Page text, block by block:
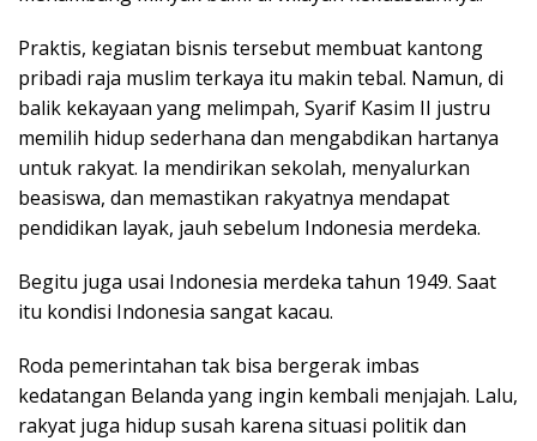
Praktis, kegiatan bisnis tersebut membuat kantong
pribadi raja muslim terkaya itu makin tebal. Namun, di
balik kekayaan yang melimpah, Syarif Kasim II justru
memilih hidup sederhana dan mengabdikan hartanya
untuk rakyat. Ia mendirikan sekolah, menyalurkan
beasiswa, dan memastikan rakyatnya mendapat
pendidikan layak, jauh sebelum Indonesia merdeka.
Begitu juga usai Indonesia merdeka tahun 1949. Saat
itu kondisi Indonesia sangat kacau.
Roda pemerintahan tak bisa bergerak imbas
kedatangan Belanda yang ingin kembali menjajah. Lalu,
rakyat juga hidup susah karena situasi politik dan